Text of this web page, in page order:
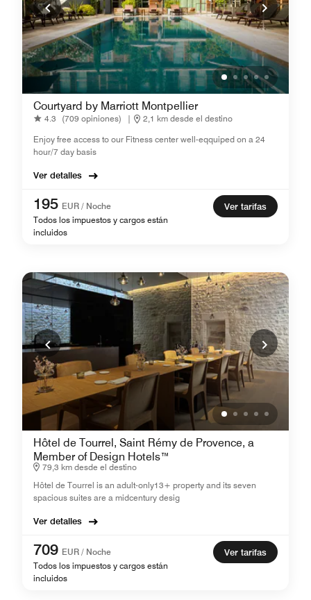
Courtyard by Marriott Montpellier
4.3 (709 opiniones) |
2,1 km desde el destino
Enjoy free access to our Fitness center well-eqquiped on a 24
hour/7 day basis
Ver detalles
195 EUR / Noche
Todos los impuestos y cargos están
incluidos
Ver tarifas
Hôtel de Tourrel, Saint Rémy de Provence, a
Member of Design Hotels™
79,3 km desde el destino
Hôtel de Tourrel is an adult-only13+ property and its seven
spacious suites are a midcentury desig
Ver detalles
709 EUR / Noche
Todos los impuestos y cargos están
incluidos
Ver tarifas